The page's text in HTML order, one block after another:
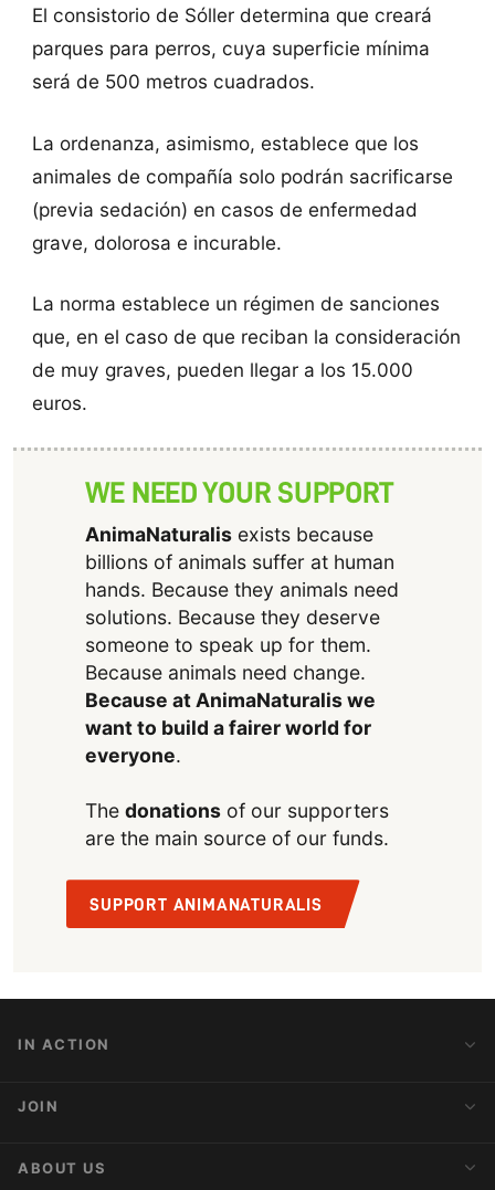
El consistorio de Sóller determina que creará
parques para perros, cuya superficie mínima
será de 500 metros cuadrados.
La ordenanza, asimismo, establece que los
animales de compañía solo podrán sacrificarse
(previa sedación) en casos de enfermedad
grave, dolorosa e incurable.
La norma establece un régimen de sanciones
que, en el caso de que reciban la consideración
de muy graves, pueden llegar a los 15.000
euros.
WE NEED YOUR SUPPORT
AnimaNaturalisexists because
billions of animals suffer at human
hands. Because they animals need
solutions. Because they deserve
someone to speak up for them.
Because animals need change.
Because at AnimaNaturalis we
want to build a fairer world for
everyone.
The donationsof our supporters
are the main source of our funds.
SUPPORT ANIMANATURALIS
IN ACTION
Action Alerts
JOIN
Activist Network
ABOUT US